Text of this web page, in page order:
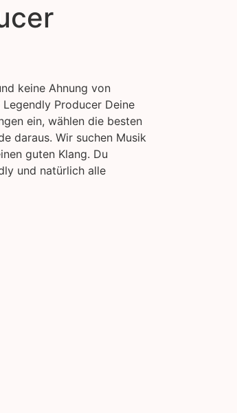
keine Ahnung von
Producer Deine
ein, wählen die besten
daraus. Wir suchen Musik
guten Klang. Du
und natürlich alle